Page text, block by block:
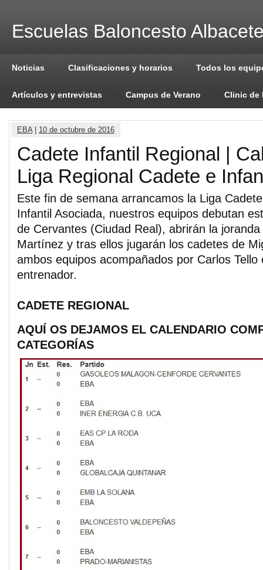
Escuelas Baloncesto
Noticias Clasificaciones y horarios Todos los
Artículos y entrevistas Campus de Verano Clinic de
EBA| 10 de octubre de 2016
Cadete Infantil Regional |
Liga Regional Cadete e
Este fin de semana arrancamos la Liga
Infantil Asociada, nuestros equipos debutan
de Cervantes (Ciudad Real), abrirán la
Martínez y tras ellos jugarán los cadetes de
ambos equipos acompañados por Carlos Tello
entrenador.
CADETE REGIONAL
AQUÍ OS DEJAMOS EL CALENDARIO
CATEGORÍAS